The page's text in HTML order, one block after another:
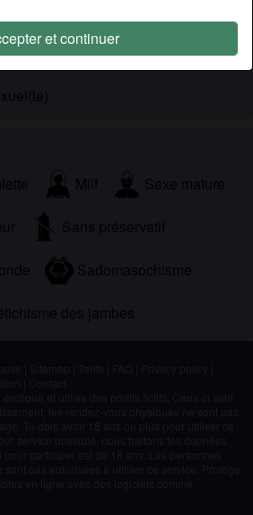
et continuer
hihihi
Milf Sexe mature
Sans préservatif
Sadomasochisme
des jambes